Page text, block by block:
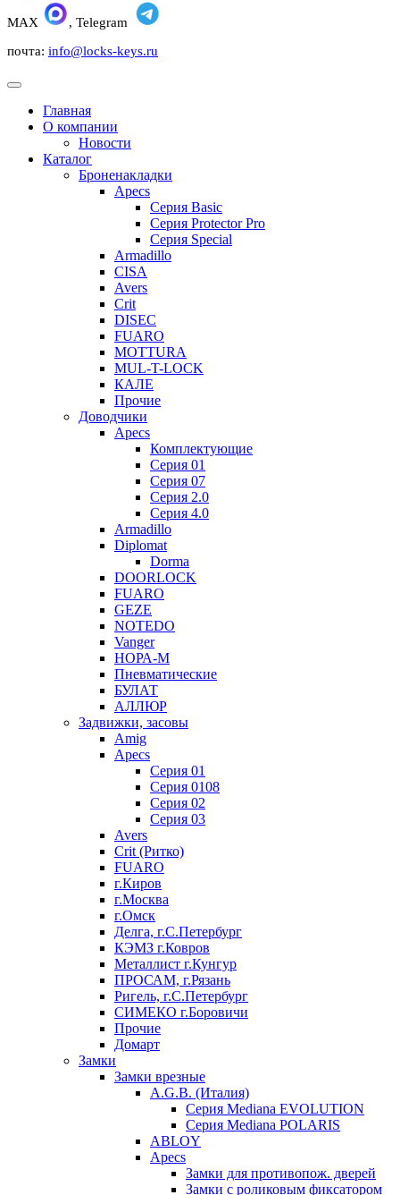
MAX
, Telegram
почта: info@locks-keys.ru
Главная
О компании
Новости
Каталог
Броненакладки
Apecs
Серия Basic
Серия Protector Pro
Серия Special
Armadillo
CISA
Avers
Crit
DISEC
FUARO
MOTTURA
MUL-T-LOCK
КАЛЕ
Прочие
Доводчики
Apecs
Комплектующие
Серия 01
Серия 07
Серия 2.0
Серия 4.0
Armadillo
Diplomat
Dorma
DOORLOCK
FUARO
GEZE
NOTEDO
Vanger
НОРА-М
Пневматические
БУЛАТ
АЛЛЮР
Задвижки, засовы
Amig
Apecs
Серия 01
Серия 0108
Серия 02
Серия 03
Avers
Crit (Ритко)
FUARO
г.Киров
г.Москва
г.Омск
Делга, г.С.Петербург
КЭМЗ г.Ковров
Металлист г.Кунгур
ПРОСАМ, г.Рязань
Ригель, г.С.Петербург
СИМЕКО г.Боровичи
Прочие
Домарт
Замки
Замки врезные
A.G.B. (Италия)
Серия Mediana EVOLUTION
Серия Mediana POLARIS
ABLOY
Apecs
Замки для противопож. дверей
Замки с роликовым фиксатором